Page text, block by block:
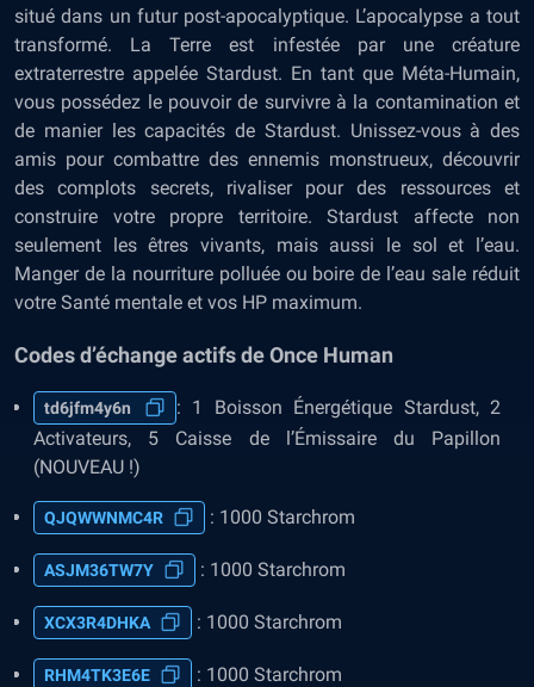
situé dans un futur post-apocalyptique. L’apocalypse a tout
transformé. La Terre est infestée par une créature
extraterrestre appelée Stardust. En tant que Méta-Humain,
vous possédez le pouvoir de survivre à la contamination et
de manier les capacités de Stardust. Unissez-vous à des
amis pour combattre des ennemis monstrueux, découvrir
des complots secrets, rivaliser pour des ressources et
construire votre propre territoire. Stardust affecte non
seulement les êtres vivants, mais aussi le sol et l’eau.
Manger de la nourriture polluée ou boire de l’eau sale réduit
votre Santé mentale et vos HP maximum.
Codes d’échange actifs de Once Human
td6jfm4y6n
: 1 Boisson Énergétique Stardust, 2
Activateurs, 5 Caisse de l’Émissaire du Papillon
(NOUVEAU !)
QJQWWNMC4R : 1000 Starchrom
ASJM36TW7Y : 1000 Starchrom
XCX3R4DHKA : 1000 Starchrom
RHM4TK3E6E : 1000 Starchrom